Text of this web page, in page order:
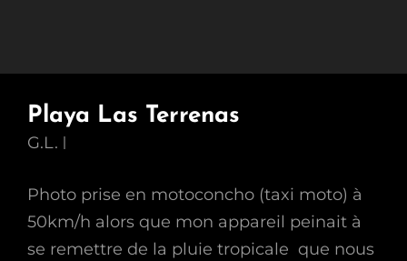
Playa Las Terrenas
G.L.
Photo prise en motoconcho (taxi moto) à
50km/h alors que mon appareil peinait à
se remettre de la pluie tropicale que nous